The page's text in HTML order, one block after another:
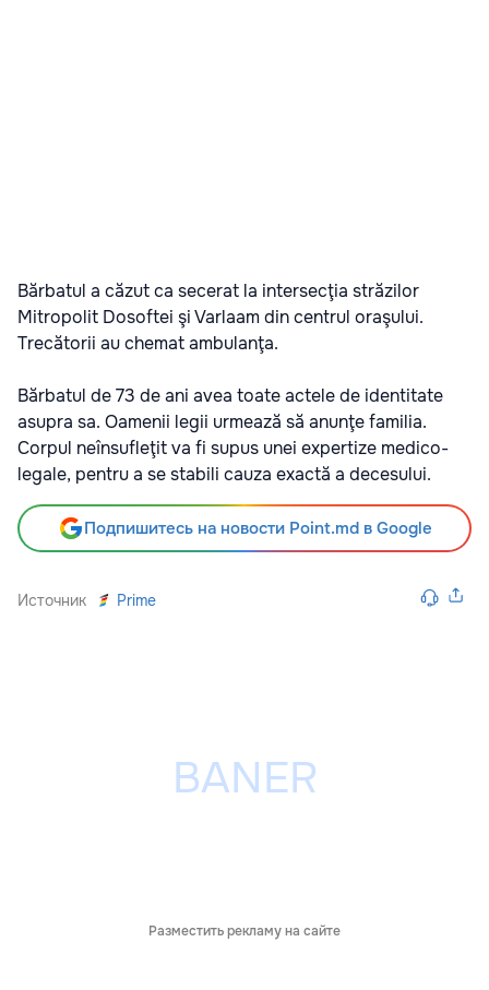
Bărbatul a căzut ca secerat la intersecţia străzilor
Mitropolit Dosoftei şi Varlaam din centrul oraşului.
Trecătorii au chemat ambulanţa.
Bărbatul de 73 de ani avea toate actele de identitate
asupra sa. Oamenii legii urmează să anunţe familia.
Corpul neînsufleţit va fi supus unei expertize medico-
legale, pentru a se stabili cauza exactă a decesului.
Подпишитесь на новости Point.md в Google
Источник Prime
Разместить рекламу на сайте